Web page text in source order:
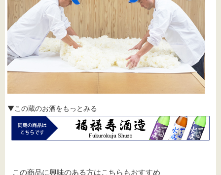
▼この蔵のお酒をもっとみる
この商品に興味のある方はこちらもおすすめ